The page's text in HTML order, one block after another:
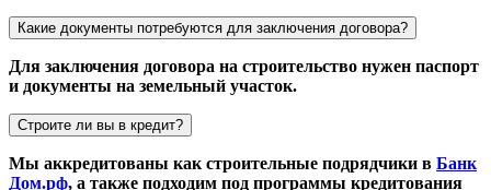
Какие документы потребуются для заключения договора?
Для заключения договора на строительство нужен паспорт
и документы на земельный участок.
Строите ли вы в кредит?
Мы аккредитованы как строительные подрядчики в Банк
Дом.рф, а также подходим под программы кредитования